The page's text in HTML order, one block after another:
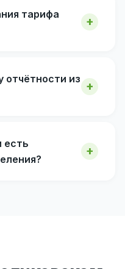
тарифа
отчётности из
есть